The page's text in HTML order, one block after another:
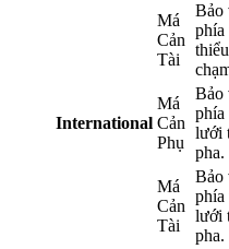
Má
Cản
Tài
Bảo
phía
International
Má
Cản
Phụ
Bảo
phía
lưới
pha.
Má
Cản
Tài
Bảo
phía
lưới
pha.